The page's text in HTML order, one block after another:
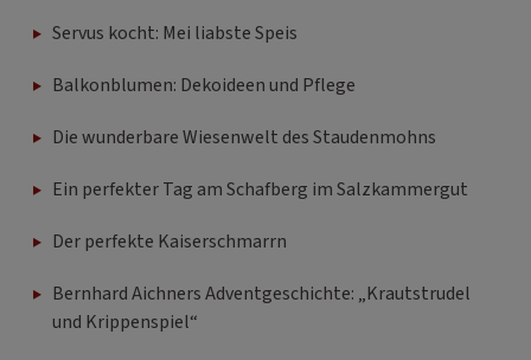
Servus kocht: Mei liabste Speis
Balkonblumen: Dekoideen und Pflege
Die wunderbare Wiesenwelt des Staudenmohns
Ein perfekter Tag am Schafberg im Salzkammergut
Der perfekte Kaiserschmarrn
Bernhard Aichners Adventgeschichte: „Krautstrudel
und Krippenspiel“